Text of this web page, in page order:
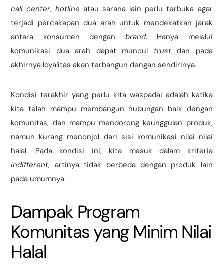
call center, hotline atau sarana lain perlu terbuka agar
terjadi percakapan dua arah untuk mendekatkan jarak
antara konsumen dengan brand. Hanya melalui
komunikasi dua arah dapat muncul trustdan pada
akhirnya loyalitas akan terbangun dengan sendirinya.
Kondisi terakhir yang perlu kita waspadai adalah ketika
kita telah mampu membangun hubungan baik dengan
komunitas, dan mampu mendorong keunggulan produk,
namun kurang menonjol dari sisi komunikasi nilai-nilai
halal. Pada kondisi ini, kita masuk dalam kriteria
indifferent, artinya tidak berbeda dengan produk lain
pada umumnya.
Dampak Program
Komunitas yang Minim Nilai
Halal